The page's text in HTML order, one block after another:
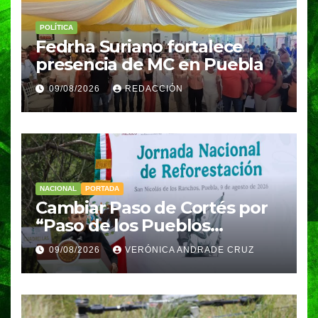
POLÍTICA
Fedrha Suriano fortalece
presencia de MC en Puebla
09/08/2026 REDACCIÓN
NACIONAL PORTADA
Cambiar Paso de Cortés por
“Paso de los Pueblos
Indígenas” plantea
Sheinbaum
09/08/2026 VERÓNICA ANDRADE CRUZ